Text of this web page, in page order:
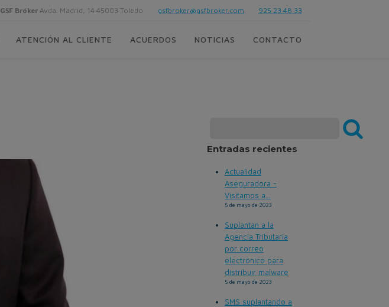
GSF Bróker Avda. Madrid, 14 45003 Toledo gsfbroker@gsfbroker.com 925 23 48 33
ATENCIÓN AL CLIENTE ACUERDOS NOTICIAS CONTACTO
Entradas recientes
Actualidad
Aseguradora -
Visitamos a...
5 de mayo de 2023
Suplantan a la
Agencia Tributaria
por correo
electrónico para
distribuir malware
5 de mayo de 2023
SMS suplantando a